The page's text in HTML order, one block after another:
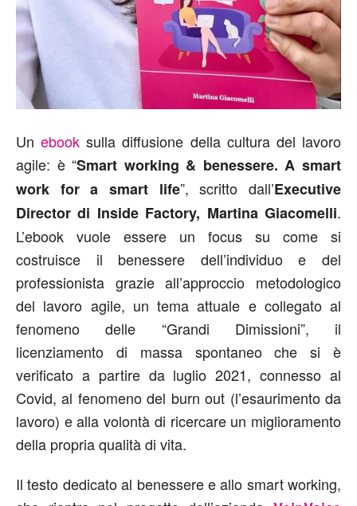
Unebook sulla diffusione della cultura del lavoro
agile: è “Smart working & benessere.A smart
work for a smart life”, scritto dall’Executive
Director di Inside Factory, Martina Giacomelli.
L’ebook vuole essere un focus su come si
costruisce il benessere dell’individuo e del
professionista grazie all’approccio metodologico
del lavoro agile, un tema attuale e collegato al
fenomeno delle “Grandi Dimissioni”, il
licenziamento di massa spontaneo che si è
verificato a partire da luglio 2021, connesso al
Covid, al fenomeno del burn out (l’esaurimento da
lavoro) e alla volontà di ricercare un miglioramento
della propria qualità di vita.
Il testo dedicato al benessere e allo smart working,